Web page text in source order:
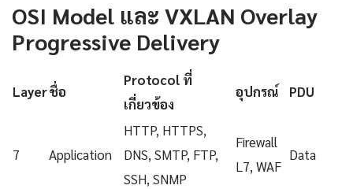
OSI Model และ VXLAN Overlay
Progressive Delivery
Layerชื่อ
Protocol ที่
เกี่ยวข้อง
อุปกรณ์ PDU
7 Application
HTTP, HTTPS,
DNS, SMTP, FTP,
SSH, SNMP
Firewall
L7, WAF
Data